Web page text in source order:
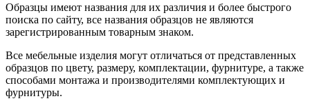
Образцы имеют названия для их различия и более быстрого
поиска по сайту, все названия образцов не являются
зарегистрированным товарным знаком.
Все мебельные изделия могут отличаться от представленных
образцов по цвету, размеру, комплектации, фурнитуре, а также
способами монтажа и производителями комплектующих и
фурнитуры.